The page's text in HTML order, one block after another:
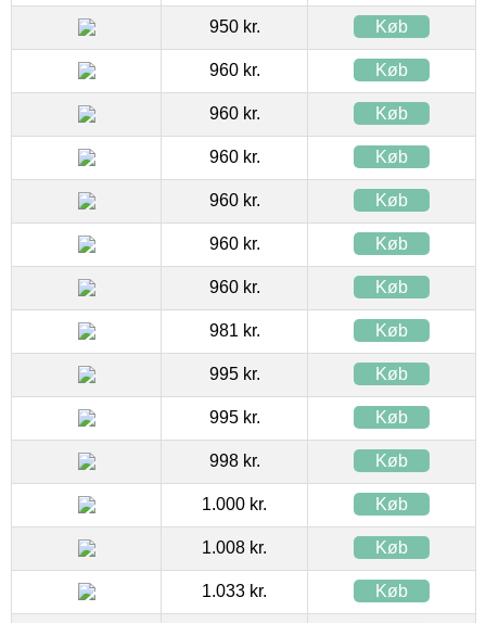
950 kr. Køb
960 kr. Køb
960 kr. Køb
960 kr. Køb
960 kr. Køb
960 kr. Køb
960 kr. Køb
981 kr. Køb
995 kr. Køb
995 kr. Køb
998 kr. Køb
1.000 kr. Køb
1.008 kr. Køb
1.033 kr. Køb